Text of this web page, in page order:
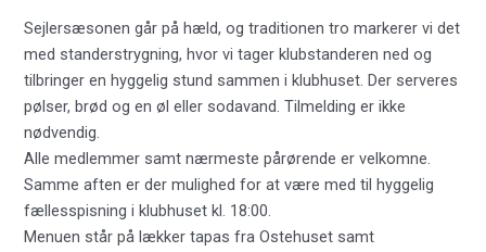
Sejlersæsonen går på hæld, og traditionen tro markerer vi det
med standerstrygning, hvor vi tager klubstanderen ned og
tilbringer en hyggelig stund sammen i klubhuset. Der serveres
pølser, brød og en øl eller sodavand. Tilmelding er ikke
nødvendig.
Alle medlemmer samt nærmeste pårørende er velkomne.
Samme aften er der mulighed for at være med til hyggelig
fællesspisning i klubhuset kl. 18:00.
Menuen står på lækker tapas fra Ostehuset samt